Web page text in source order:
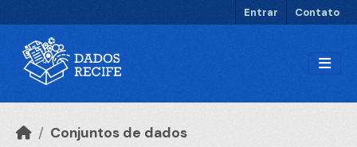
Entrar Contato
Conjuntos de dados